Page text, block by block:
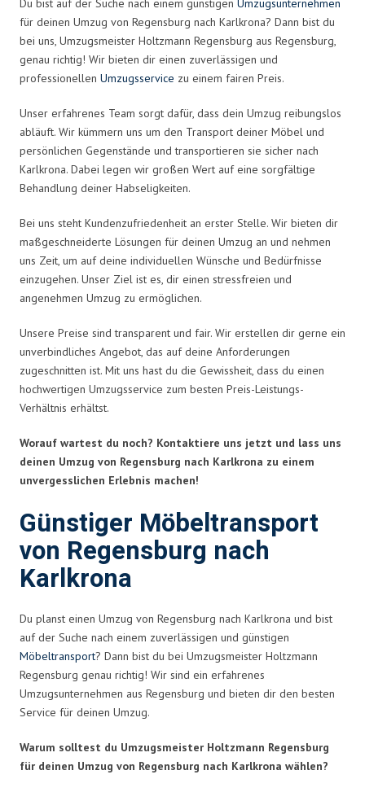
Du bist auf der Suche nach einem günstigen Umzugsunternehmen
für deinen Umzug von Regensburg nach Karlkrona? Dann bist du
bei uns, Umzugsmeister Holtzmann Regensburg aus Regensburg,
genau richtig! Wir bieten dir einen zuverlässigen und
professionellen Umzugsservice zu einem fairen Preis.
Unser erfahrenes Team sorgt dafür, dass dein Umzug reibungslos
abläuft. Wir kümmern uns um den Transport deiner Möbel und
persönlichen Gegenstände und transportieren sie sicher nach
Karlkrona. Dabei legen wir großen Wert auf eine sorgfältige
Behandlung deiner Habseligkeiten.
Bei uns steht Kundenzufriedenheit an erster Stelle. Wir bieten dir
maßgeschneiderte Lösungen für deinen Umzug an und nehmen
uns Zeit, um auf deine individuellen Wünsche und Bedürfnisse
einzugehen. Unser Ziel ist es, dir einen stressfreien und
angenehmen Umzug zu ermöglichen.
Unsere Preise sind transparent und fair. Wir erstellen dir gerne ein
unverbindliches Angebot, das auf deine Anforderungen
zugeschnitten ist. Mit uns hast du die Gewissheit, dass du einen
hochwertigen Umzugsservice zum besten Preis-Leistungs-
Verhältnis erhältst.
Worauf wartest du noch? Kontaktiere uns jetzt und lass uns
deinen Umzug von Regensburg nach Karlkrona zu einem
unvergesslichen Erlebnis machen!
Günstiger Möbeltransport
von Regensburg nach
Karlkrona
Du planst einen Umzug von Regensburg nach Karlkrona und bist
auf der Suche nach einem zuverlässigen und günstigen
Möbeltransport? Dann bist du bei Umzugsmeister Holtzmann
Regensburg genau richtig! Wir sind ein erfahrenes
Umzugsunternehmen aus Regensburg und bieten dir den besten
Service für deinen Umzug.
Warum solltest du Umzugsmeister Holtzmann Regensburg
für deinen Umzug von Regensburg nach Karlkrona wählen?